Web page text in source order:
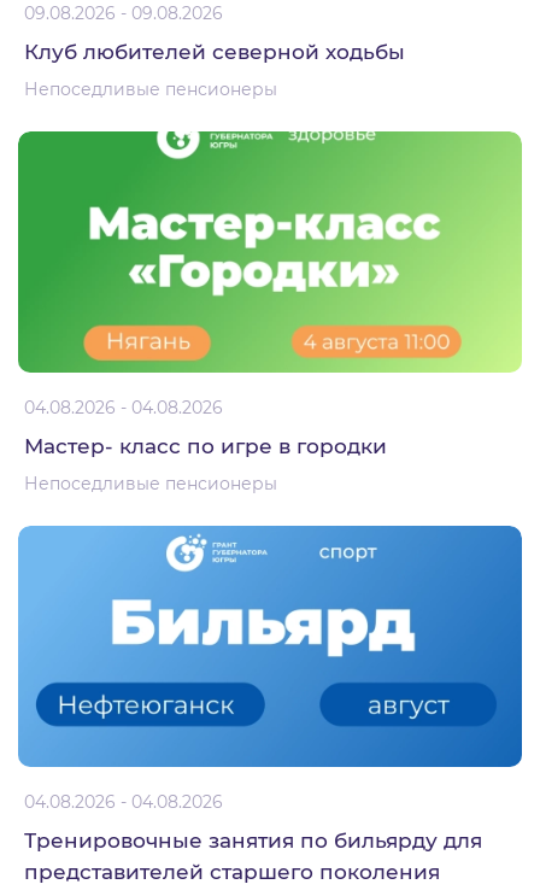
09.08.2026 - 09.08.2026
Клуб любителей северной ходьбы
Непоседливые пенсионеры
04.08.2026 - 04.08.2026
Мастер- класс по игре в городки
Непоседливые пенсионеры
04.08.2026 - 04.08.2026
Тренировочные занятия по бильярду для
представителей старшего поколения